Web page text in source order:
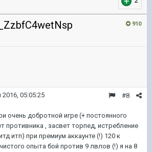
910
#8
2016, 05:05:25
очень добротной игре (+ постоянного
противника , засвет торпед, истребление
итп) при премиум аккаунте (!) 120 к
опыта бой против 9 лвлов (!) я на 8